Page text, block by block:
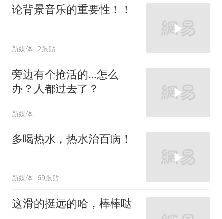
论背景音乐的重要性！！
新媒体 2跟贴
旁边有个抢活的…怎么
办？人都过去了？
新媒体
多喝热水，热水治百病！
新媒体 69跟贴
这滑的挺远的哈，棒棒哒